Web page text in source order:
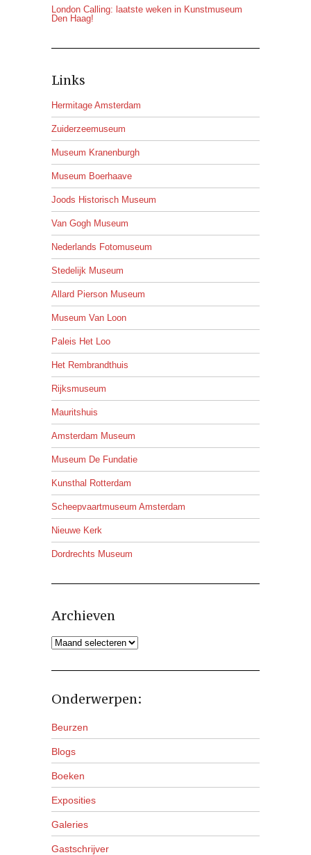
London Calling: laatste weken in Kunstmuseum
Den Haag!
Links
Hermitage Amsterdam
Zuiderzeemuseum
Museum Kranenburgh
Museum Boerhaave
Joods Historisch Museum
Van Gogh Museum
Nederlands Fotomuseum
Stedelijk Museum
Allard Pierson Museum
Museum Van Loon
Paleis Het Loo
Het Rembrandthuis
Rijksmuseum
Mauritshuis
Amsterdam Museum
Museum De Fundatie
Kunsthal Rotterdam
Scheepvaartmuseum Amsterdam
Nieuwe Kerk
Dordrechts Museum
Archieven
Archieven
Onderwerpen:
Beurzen
Blogs
Boeken
Exposities
Galeries
Gastschrijver